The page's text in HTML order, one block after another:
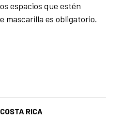
espacios que estén
mascarilla es obligatorio.
RICA